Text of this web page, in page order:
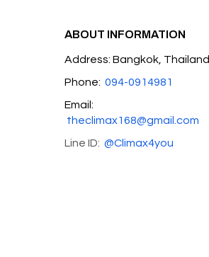
ABOUT INFORMATION
Address: Bangkok, Thailand
Phone: 094-0914981
Email:
theclimax168@gmail.com
Line ID: @Climax4you